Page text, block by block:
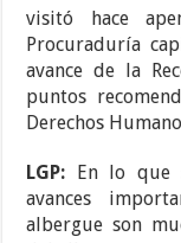
visitó hace
Procuraduría
avance de la
puntos
Derechos
LGP:
En lo que
avances
albergue son